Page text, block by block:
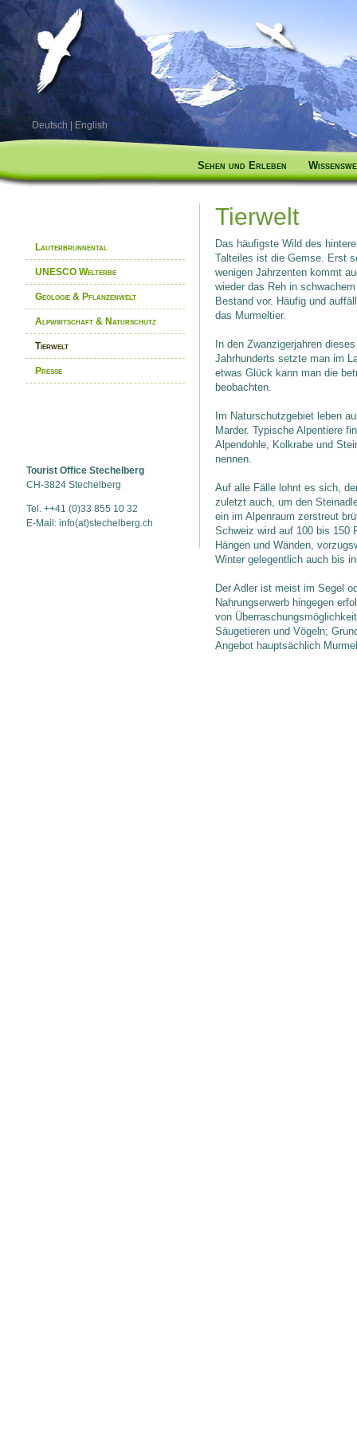
Deutsch |English
Sehen und Erleben
Lauterbrunnental
UNESCO Welterbe
Geologie & Pflanzenwelt
Alpwirtschaft & Naturschutz
Tierwelt
Presse
Tourist Office Stechelberg
CH-3824 Stechelberg
Tel. ++41 (0)33 855 10 32
E-Mail: info(at)stechelberg.ch
Tierwelt
Das häufigste Wild des
Talteiles ist die Gemse. Erst
wenigen Jahrzenten kommt
wieder das Reh in schwachem
Bestand vor. Häufig und
das Murmeltier.
In den Zwanzigerjahren dieses
Jahrhunderts setzte man im
etwas Glück kann man die
beobachten.
Im Naturschutzgebiet leben
Marder. Typische Alpentiere
Alpendohle, Kolkrabe und
nennen.
Auf alle Fälle lohnt es sich,
zuletzt auch, um den
ein im Alpenraum zerstreut
Schweiz wird auf 100 bis 150
Hängen und Wänden,
Winter gelegentlich auch bis
Der Adler ist meist im Segel
Nahrungserwerb hingegen
von
Säugetieren und Vögeln;
Angebot hauptsächlich